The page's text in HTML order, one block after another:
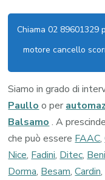
Chiama 02 89601329
motore cancello
Siamo in grado di
Paullo o per
Balsamo . A
che può essere FAAC,
Nice, Fadini, Ditec,
Dorma, Besam,Cardin,